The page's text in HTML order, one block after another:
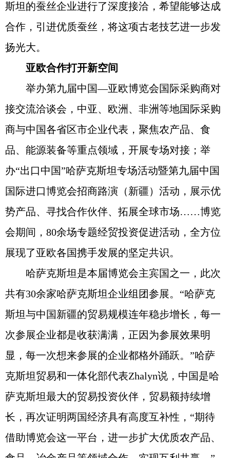
斯坦的蚕丝企业进行了深度接洽，希望能够达成
合作，引进优质蚕丝，将这项古老技艺进一步发
扬光大。
亚欧合作打开新空间
举办第九届中国—亚欧博览会国际采购商对
接交流洽谈会，中亚、欧洲、非洲等地国际采购
商与中国各省区市企业代表，聚焦农产品、食
品、能源装备等重点领域，开展专场对接；举
办“出口中国”哈萨克斯坦专场活动暨第九届中国
国际进口博览会招商路演（新疆）活动，展示优
势产品、寻找合作伙伴、拓展全球市场……博览
会期间，80余场专题经贸投资促进活动，全方位
展现了亚欧各国携手发展的坚定共识。
哈萨克斯坦是本届博览会主宾国之一，此次
共有30余家哈萨克斯坦企业组团参展。“哈萨克
斯坦与中国新疆的贸易规模连年稳步增长，每一
次参展企业都是收获满满，正因为参展效果明
显，每一次想来参展的企业都格外踊跃。”哈萨
克斯坦贸易和一体化部代表Zhalyn说，中国是哈
萨克斯坦最大的贸易投资伙伴，贸易额持续增
长，再次证明两国经济具有高度互补性，“期待
借助博览会这一平台，进一步扩大优质农产品、